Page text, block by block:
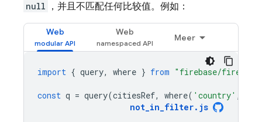
null ，并且不匹配任何比较值。例如：
Web Web
Meer
import { query, where } from "firebase/
const q = query(citiesRef, where( 'country' ,
not_in_filter. js